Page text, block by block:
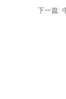
下一篇: